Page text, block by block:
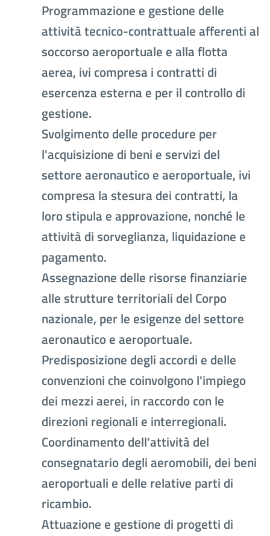
Programmazione e gestione delle
attività tecnico-contrattuale afferenti al
soccorso aeroportuale e alla flotta
aerea, ivi compresa i contratti di
esercenza esterna e per il controllo di
gestione.
Svolgimento delle procedure per
l'acquisizione di beni e servizi del
settore aeronautico e aeroportuale, ivi
compresa la stesura dei contratti, la
loro stipula e approvazione, nonché le
attività di sorveglianza, liquidazione e
pagamento.
Assegnazione delle risorse finanziarie
alle strutture territoriali del Corpo
nazionale, per le esigenze del settore
aeronautico e aeroportuale.
Predisposizione degli accordi e delle
convenzioni che coinvolgono l'impiego
dei mezzi aerei, in raccordo con le
direzioni regionali e interregionali.
Coordinamento dell'attività del
consegnatario degli aeromobili, dei beni
aeroportuali e delle relative parti di
ricambio.
Attuazione e gestione di progetti di